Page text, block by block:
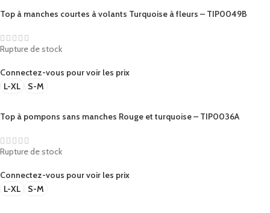
Top à manches courtes à volants Turquoise à fleurs – TIP0049B
Rupture de stock
Connectez-vous pour voir les prix
L-XL
S-M
Top à pompons sans manches Rouge et turquoise – TIP0036A
Rupture de stock
Connectez-vous pour voir les prix
L-XL
S-M